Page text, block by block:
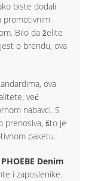
biste dodali
promotivnim
Bilo da želite
o brendu, ova
ova
već
nabavci. S
prenosiva, što je
paketu.
PHOEBE Denim
i zaposlenike.